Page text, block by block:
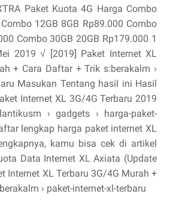
Paket Kuota 4G Harga Combo
12GB 8GB Rp89.000 Combo
Combo 30GB 20GB Rp179.000 1
2019 √ [2019] Paket Internet XL
+ Cara Daftar + Trik s:berakalm ›
Masukan Tentang hasil ini Hasil
Internet XL 3G/4G Terbaru 2019
› gadgets › harga-paket-
lengkap harga paket internet XL
kamu bisa cek di artikel
Data Internet XL Axiata (Update
Internet XL Terbaru 3G/4G Murah +
› paket-internet-xl-terbaru